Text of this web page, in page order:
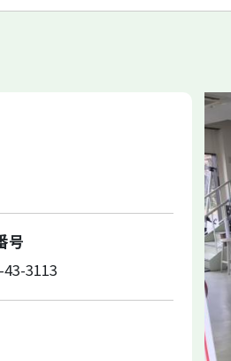
号
3113